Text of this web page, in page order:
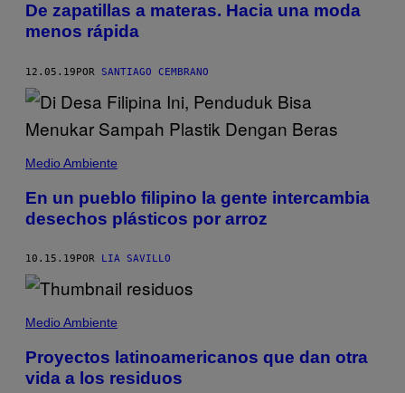
De zapatillas a materas. Hacia una moda
menos rápida
12.05.19POR SANTIAGO CEMBRANO
Medio Ambiente
En un pueblo filipino la gente intercambia
desechos plásticos por arroz
10.15.19 POR LIA SAVILLO
Medio Ambiente
Proyectos latinoamericanos que dan otra
vida a los residuos